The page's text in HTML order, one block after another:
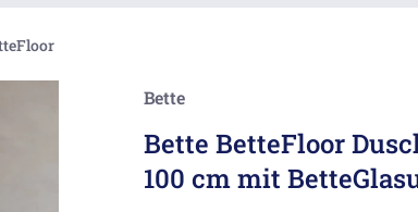
Bette
Bette BetteFloor
100 cm mit